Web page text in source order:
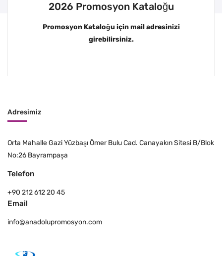
2026 Promosyon Kataloğu
Promosyon Kataloğu için mail adresinizi
girebilirsiniz.
Adresimiz
Orta Mahalle Gazi Yüzbaşı Ömer Bulu Cad. Canayakın Sitesi B/Blok
No:26 Bayrampaşa
Telefon
+90 212 612 20 45
Email
info@anadolupromosyon.com